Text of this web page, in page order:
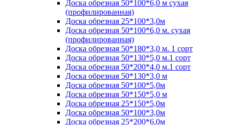
Доска обрезная 50*100*6,0 м сухая
(профилированная)
Доска обрезная 25*100*3,0м
Доска обрезная 50*100*6,0 м. сухая
(профилированная)
Доска обрезная 50*180*3,0 м. 1 сорт
Доска обрезная 50*130*5,0 м.1 сорт
Доска обрезная 50*200*4,0 м.1 сорт
Доска обрезная 50*130*3,0 м
Доска обрезная 50*100*5,0м
Доска обрезная 50*150*5,0 м
Доска обрезная 25*150*5,0м
Доска обрезная 50*100*3,0м
Доска обрезная 25*200*6,0м